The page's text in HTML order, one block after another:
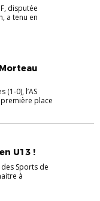
disputée
a tenu en
(1-0), l’AS
place
U13 !
Sports de
à